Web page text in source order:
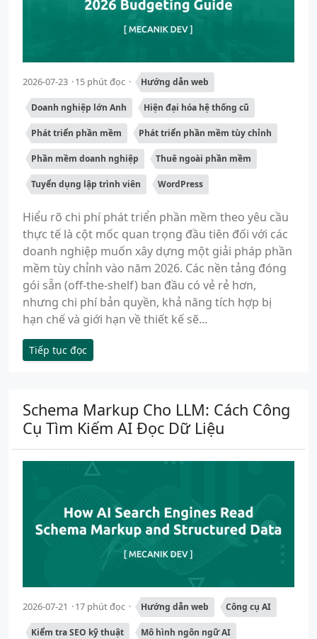
2026-07-23 15 phút đọc Hướng dẫn web
Doanh nghiệp lớn Anh Hiện đại hóa hệ thống cũ
Phát triển phần mềm Phát triển phần mềm tùy chỉnh
Phần mềm doanh nghiệp Thuê ngoài phần mềm
Tuyển dụng lập trình viên WordPress
Hiểu rõ chi phí phát triển phần mềm theo yêu cầu
thực tế là cột mốc quan trọng đầu tiên đối với các
doanh nghiệp muốn xây dựng một giải pháp phần
mềm tùy chỉnh vào năm 2026. Các nền tảng đóng
gói sẵn (off-the-shelf) ban đầu có vẻ rẻ hơn,
nhưng chi phí bản quyền, khả năng tích hợp bị
hạn chế và giới hạn về thiết kế sẽ...
Tiếp tục đọc
Schema Markup Cho LLM: Cách Công
Cụ Tìm Kiếm AI Đọc Dữ Liệu
2026-07-21 17 phút đọc Hướng dẫn web Công cụ AI
Kiểm tra SEO kỹ thuật Mô hình ngôn ngữ AI